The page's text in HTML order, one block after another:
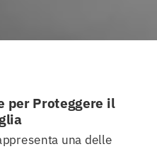
per Proteggere il
una delle